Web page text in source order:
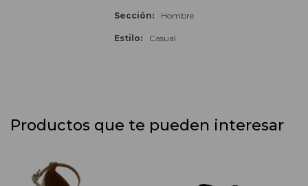
Sección Hombre
Estilo Casual
Productos que te pueden interesar